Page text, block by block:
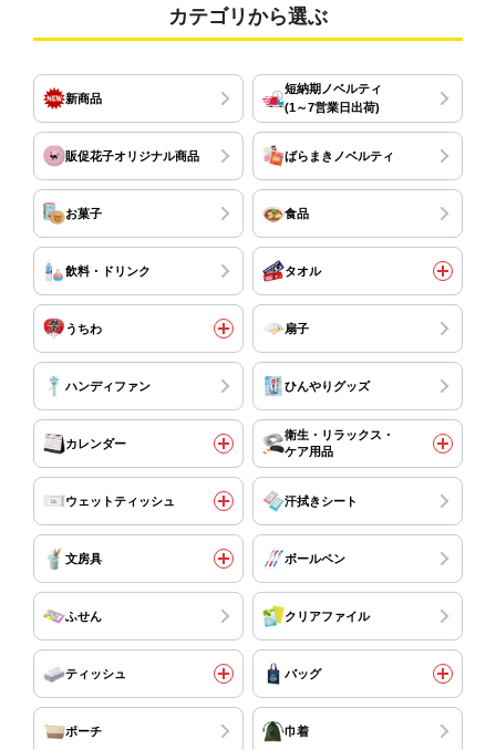
カテゴリから選ぶ
新商品
短納期ノベルティ
(1～7営業日出荷)
販促花子オリジナル商品 ばらまきノベルティ
お菓子 食品
飲料・ドリンク タオル
うちわ 扇子
ハンディファン ひんやりグッズ
カレンダー
衛生・リラックス・
ケア用品
ウェットティッシュ 汗拭きシート
文房具 ボールペン
ふせん クリアファイル
ティッシュ バッグ
ポーチ 巾着